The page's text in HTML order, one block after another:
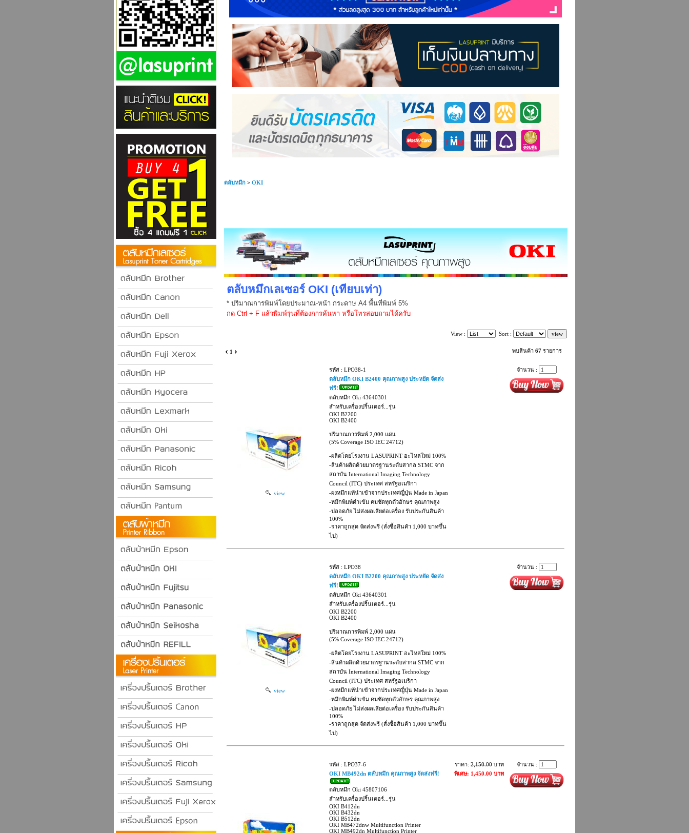
ตลับหมึก >OKI
ตลับหมึกเลเซอร์ OKI (เทียบเท่า)
* ปริมาณการพิมพ์โดยประมาณ-หน้า กระดาษ A4 พื้นที่พิมพ์ 5%
กด Ctrl + F แล้วพิมพ์รุ่นที่ต้องการค้นหา หรือโทรสอบถามได้ครับ
View : Sort :
‹ 1 › พบสินค้า67 รายการ
view
รหัส : LPO38-1
ตลับหมึก OKI B2400 คุณภาพสูง ประหยัด จัดส่ง
ฟรี!
ตลับหมึก Oki 43640301
สำหรับเครื่องปริ้นเตอร์...รุ่น
OKI B2200
OKI B2400
ปริมาณการพิมพ์ 2,000 แผ่น
(5% Coverage ISO IEC 24712)
-ผลิตโดยโรงงาน LASUPRINT อะไหล่ใหม่ 100%
-สินค้าผลิตด้วยมาตรฐานระดับสากล STMC จาก
สถาบัน International Imaging Technology
Council (ITC) ประเทศ สหรัฐอเมริกา
-ผงหมึกแท้นำเข้าจากประเทศญี่ปุ่น Made in Japan
-หมึกพิมพ์ดำเข้ม คมชัดทุกตัวอักษร คุณภาพสูง
-ปลอดภัย ไม่ส่งผลเสียต่อเครื่อง รับประกันสินค้า
100%
-ราคาถูกสุด จัดส่งฟรี (สั่งซื้อสินค้า 1,000 บาทขึ้น
ไป)
จำนวน :
view
รหัส : LPO38
ตลับหมึก OKI B2200 คุณภาพสูง ประหยัด จัดส่ง
ฟรี!
ตลับหมึก Oki 43640301
สำหรับเครื่องปริ้นเตอร์...รุ่น
OKI B2200
OKI B2400
ปริมาณการพิมพ์ 2,000 แผ่น
(5% Coverage ISO IEC 24712)
-ผลิตโดยโรงงาน LASUPRINT อะไหล่ใหม่ 100%
-สินค้าผลิตด้วยมาตรฐานระดับสากล STMC จาก
สถาบัน International Imaging Technology
Council (ITC) ประเทศ สหรัฐอเมริกา
-ผงหมึกแท้นำเข้าจากประเทศญี่ปุ่น Made in Japan
-หมึกพิมพ์ดำเข้ม คมชัดทุกตัวอักษร คุณภาพสูง
-ปลอดภัย ไม่ส่งผลเสียต่อเครื่อง รับประกันสินค้า
100%
-ราคาถูกสุด จัดส่งฟรี (สั่งซื้อสินค้า 1,000 บาทขึ้น
ไป)
จำนวน :
รหัส : LPO37-6
OKI MB492dn ตลับหมึก คุณภาพสูง จัดส่งฟรี!
ตลับหมึก Oki 45807106
สำหรับเครื่องปริ้นเตอร์...รุ่น
OKI B412dn
OKI B432dn
OKI B512dn
OKI MB472dnw Multifunction Printer
OKI MB492dn Multifunction Printer
ราคา:2,150.00 บาท
พิเศษ: 1,450.00 บาท
จำนวน :